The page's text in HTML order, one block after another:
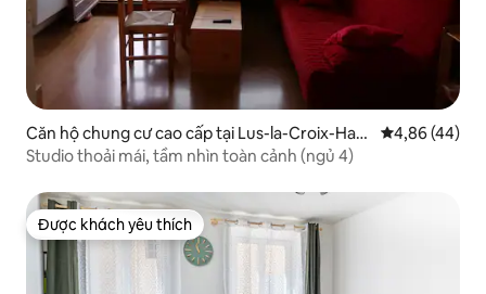
Căn hộ chung cư cao cấp tại Lus-la-Croix-Haut
e
Xếp hạng
4,86 (44)
Studio thoải mái, tầm nhìn toàn cảnh (ngủ 4)
Được khách yêu thích
Được khách yêu thích